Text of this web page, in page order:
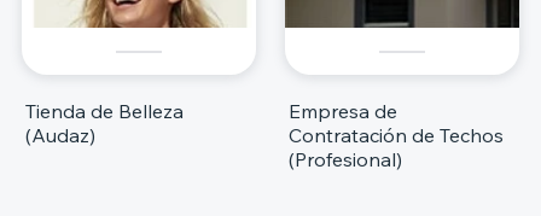
Tienda de Belleza
(Audaz)
Empresa de
Contratación de Techos
(Profesional)